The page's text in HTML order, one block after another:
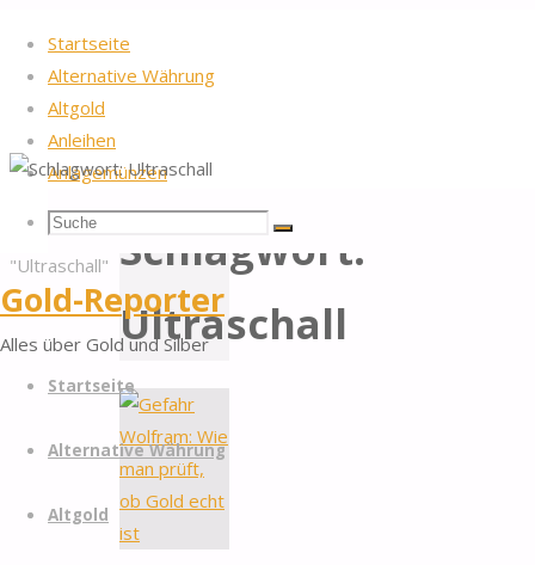
Startseite
Alternative Währung
Altgold
Anleihen
Anlagemünzen
Suche
Suchen
nach:
Suche
Gold-Reporter
Alles über Gold und Silber
Startseite
Alternative Währung
Altgold
verschlagwortet
"Ultraschall" Schlagwort:
Ultraschall
oben